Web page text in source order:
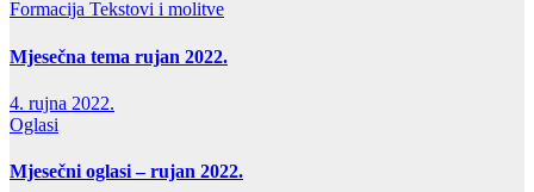
Formacija Tekstovi i molitve
Mjesečna tema rujan 2022.
4. rujna 2022.
Oglasi
Mjesečni oglasi – rujan 2022.